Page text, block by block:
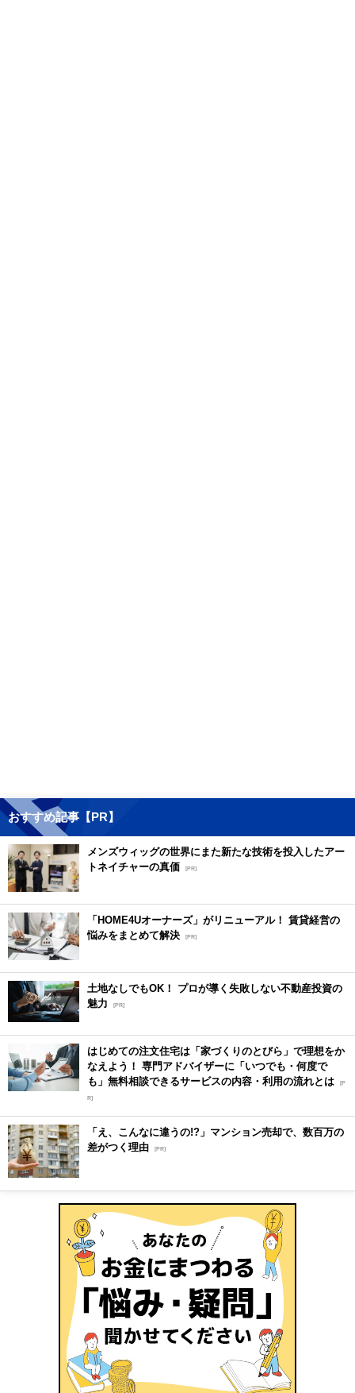
おすすめ記事【PR】
メンズウィッグの世界にまた新たな技術を投入したアー
トネイチャーの真価 [PR]
「HOME4Uオーナーズ」がリニューアル！ 賃貸経営の
悩みをまとめて解決 [PR]
土地なしでもOK！ プロが導く失敗しない不動産投資の
魅力
[PR]
はじめての注文住宅は「家づくりのとびら」で理想をか
なえよう！ 専門アドバイザーに「いつでも・何度で
も」無料相談できるサービスの内容・利用の流れとは [P
R]
「え、こんなに違うの!?」マンション売却で、数百万の
差がつく理由 [PR]